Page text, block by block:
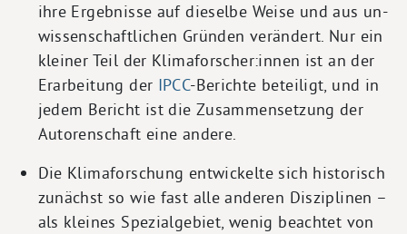
ihre Ergebnisse auf dieselbe Weise und aus un-
wissenschaftlichen Gründen verändert. Nur ein
kleiner Teil der Klimaforscher:innen ist an der
Erarbeitung der IPCC-Berichte beteiligt, und in
jedem Bericht ist die Zusammensetzung der
Autorenschaft eine andere.
Die Klimaforschung entwickelte sich historisch
zunächst so wie fast alle anderen Disziplinen –
als kleines Spezialgebiet, wenig beachtet von